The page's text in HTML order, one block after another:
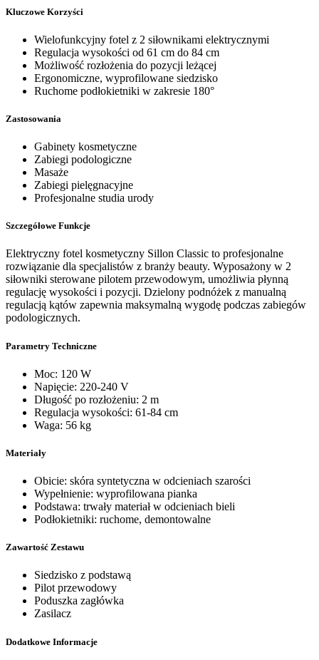
Kluczowe Korzyści
Wielofunkcyjny fotel z 2 siłownikami elektrycznymi
Regulacja wysokości od 61 cm do 84 cm
Możliwość rozłożenia do pozycji leżącej
Ergonomiczne, wyprofilowane siedzisko
Ruchome podłokietniki w zakresie 180°
Zastosowania
Gabinety kosmetyczne
Zabiegi podologiczne
Masaże
Zabiegi pielęgnacyjne
Profesjonalne studia urody
Szczegółowe Funkcje
Elektryczny fotel kosmetyczny Sillon Classic to profesjonalne
rozwiązanie dla specjalistów z branży beauty. Wyposażony w 2
siłowniki sterowane pilotem przewodowym, umożliwia płynną
regulację wysokości i pozycji. Dzielony podnóżek z manualną
regulacją kątów zapewnia maksymalną wygodę podczas zabiegów
podologicznych.
Parametry Techniczne
Moc: 120 W
Napięcie: 220-240 V
Długość po rozłożeniu: 2 m
Regulacja wysokości: 61-84 cm
Waga: 56 kg
Materiały
Obicie: skóra syntetyczna w odcieniach szarości
Wypełnienie: wyprofilowana pianka
Podstawa: trwały materiał w odcieniach bieli
Podłokietniki: ruchome, demontowalne
Zawartość Zestawu
Siedzisko z podstawą
Pilot przewodowy
Poduszka zagłówka
Zasilacz
Dodatkowe Informacje